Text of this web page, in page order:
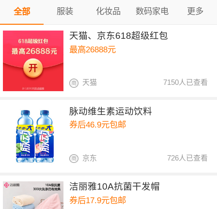
全部 服装 化妆品 数码家电 更多
天猫、京东618超级红包
最高26888元
7150人已查看
天猫
脉动维生素运动饮料
券后46.9元包邮
726人已查看
京东
洁丽雅10A抗菌干发帽
券后17.9元包邮